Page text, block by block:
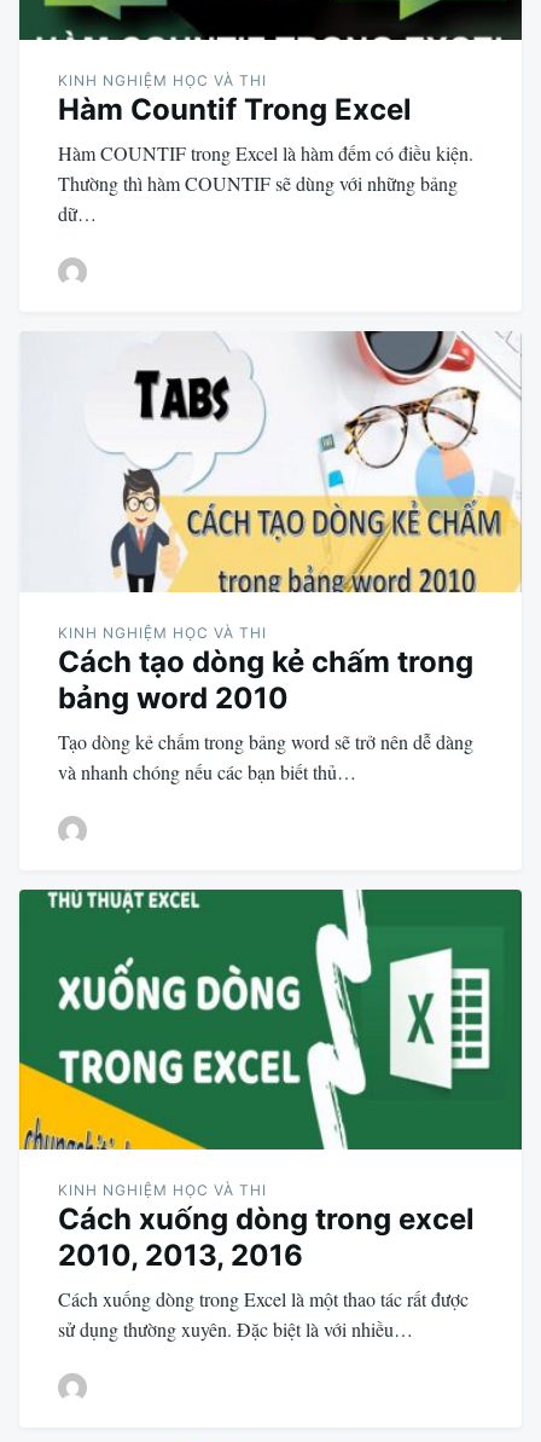
KINH NGHIỆM HỌC VÀ THI
Hàm Countif Trong Excel
Hàm COUNTIF trong Excel là hàm đếm có điều kiện.
Thường thì hàm COUNTIF sẽ dùng với những bảng
dữ…
KINH NGHIỆM HỌC VÀ THI
Cách tạo dòng kẻ chấm trong
bảng word 2010
Tạo dòng kẻ chấm trong bảng word sẽ trở nên dễ dàng
và nhanh chóng nếu các bạn biết thủ…
KINH NGHIỆM HỌC VÀ THI
Cách xuống dòng trong excel
2010, 2013, 2016
Cách xuống dòng trong Excel là một thao tác rất được
sử dụng thường xuyên. Đặc biệt là với nhiều…